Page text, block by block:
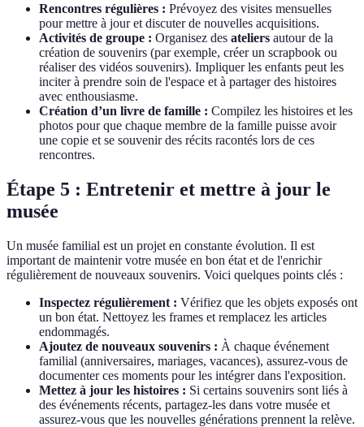
Rencontres régulières : Prévoyez des visites mensuelles
pour mettre à jour et discuter de nouvelles acquisitions.
Activités de groupe : Organisez des ateliers autour de la
création de souvenirs (par exemple, créer un scrapbook ou
réaliser des vidéos souvenirs). Impliquer les enfants peut les
inciter à prendre soin de l'espace et à partager des histoires
avec enthousiasme.
Création d’un livre de famille : Compilez les histoires et les
photos pour que chaque membre de la famille puisse avoir
une copie et se souvenir des récits racontés lors de ces
rencontres.
Étape 5 : Entretenir et mettre à jour le
musée
Un musée familial est un projet en constante évolution. Il est
important de maintenir votre musée en bon état et de l'enrichir
régulièrement de nouveaux souvenirs. Voici quelques points clés :
Inspectez régulièrement : Vérifiez que les objets exposés ont
un bon état. Nettoyez les frames et remplacez les articles
endommagés.
Ajoutez de nouveaux souvenirs : À chaque événement
familial (anniversaires, mariages, vacances), assurez-vous de
documenter ces moments pour les intégrer dans l'exposition.
Mettez à jour les histoires : Si certains souvenirs sont liés à
des événements récents, partagez-les dans votre musée et
assurez-vous que les nouvelles générations prennent la relève.